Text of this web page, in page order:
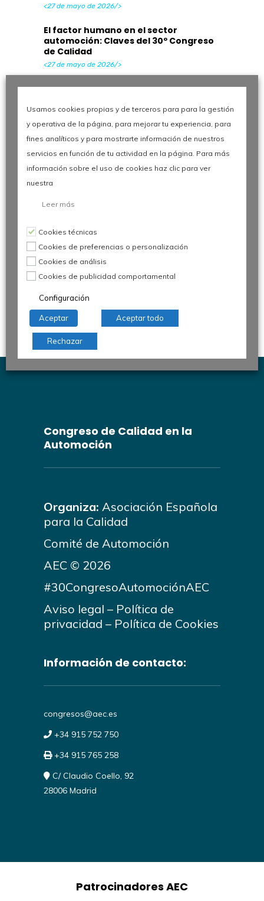
<27 de mayo de 2026/>
El factor humano en el sector
automoción: Claves del 30º Congreso
de Calidad
<27 de mayo de 2026/>
Digitalización y Procesos en la
de Calidad
<27 de mayo de 2026/>
Siguenos
Congreso de Calidad en la
Automoción
Organiza: Asociación Española
para la Calidad
Comité de Automoción
AEC © 2026
#30CongresoAutomociónAEC
Aviso legal – Política de
privacidad – Política de Cookies
Información de contacto:
congresos@aec.es
+34 915 752 750
+34 915 765 258
C/ Claudio Coello, 92
28006 Madrid
Patrocinadores AEC
Usamos cookies propias y de terceros para para la gestión
y operativa de la página, para mejorar tu experiencia, para
fines analíticos y para mostrarte información de nuestros
servicios en función de tu actividad en la página. Para más
información sobre el uso de cookies haz clic para ver
nuestra
Leer más
Cookies técnicas
Cookies de preferencias o personalización
Cookies de análisis
Cookies de publicidad comportamental
Configuración
Aceptar Aceptar todo
Rechazar